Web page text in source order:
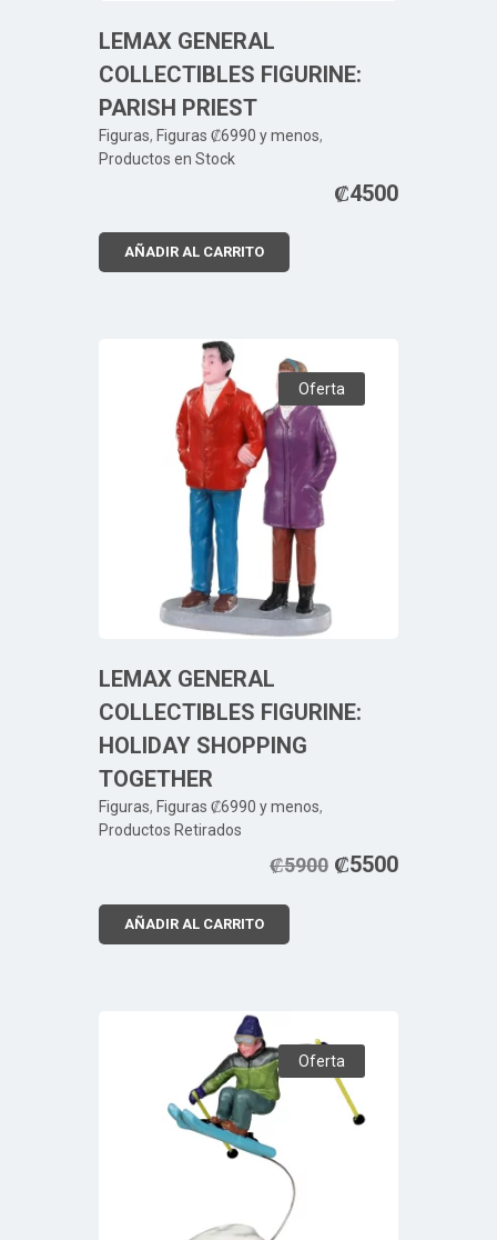
LEMAX GENERAL
COLLECTIBLES FIGURINE:
PARISH PRIEST
Figuras, Figuras ₡6990 y menos,
Productos en Stock
₡4500
AÑADIR AL CARRITO
Oferta
LEMAX GENERAL
COLLECTIBLES FIGURINE:
HOLIDAY SHOPPING
TOGETHER
Figuras, Figuras ₡6990 y menos,
Productos Retirados
₡5900 ₡5500
AÑADIR AL CARRITO
Oferta